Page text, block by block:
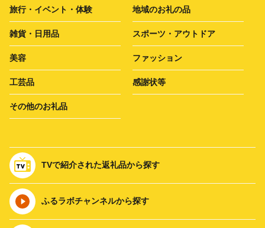
旅行・イベント・体験 地域のお礼の品
雑貨・日用品 スポーツ・アウトドア
美容 ファッション
工芸品 感謝状等
その他のお礼品
TVで紹介された返礼品から探す
ふるラボチャンネルから探す